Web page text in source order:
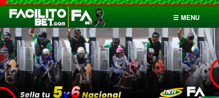
☰ MENU
Inicio
Apuestas
Cuentas